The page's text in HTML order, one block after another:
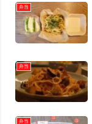
弁当
弁当
弁当